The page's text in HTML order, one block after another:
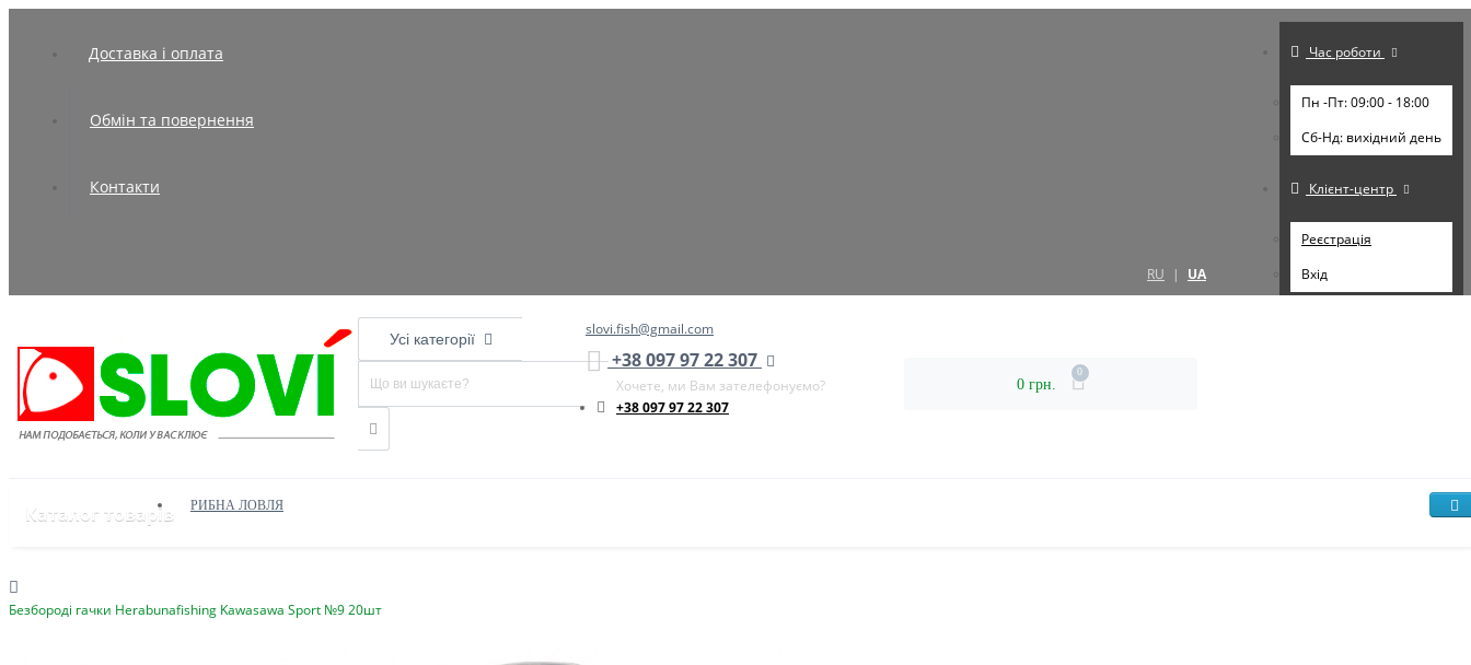
Доставка і оплата
Обмін та повернення
Контакти
RU | UA
Час роботи
Пн -Пт: 09:00 - 18:00
Cб-Нд: вихідний день
Клієнт-центр
Реєстрація
Вхід
Усі категорії
slovi.fish@gmail.com
+38 097 97 22 307
Хочете, ми Вам зателефонуємо?
+38 097 97 22 307
0 грн.
0
Каталог товарів РИБНА ЛОВЛЯ
Безбороді гачки Herabunafishing Kawasawa Sport №9 20шт